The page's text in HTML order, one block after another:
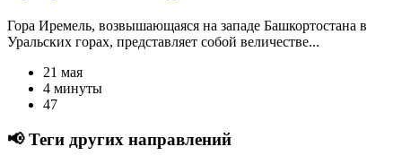
Гора Иремель, возвышающаяся на западе Башкортостана в
Уральских горах, представляет собой величестве...
21 мая
4 минуты
47
📢 Теги других направлений